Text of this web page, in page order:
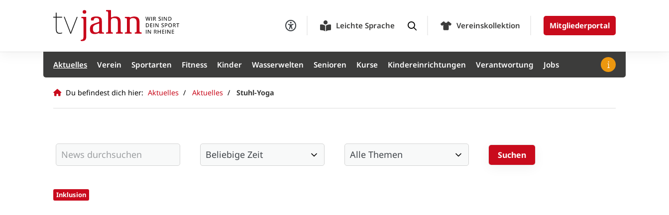
Leichte Sprache Vereinskollektion Mitgliederportal
Aktuelles Verein Sportarten Fitness Kinder Wasserwelten Senioren Kurse Kindereinrichtungen Verantwortung Jobs
Du befindest dich hier: Aktuelles Aktuelles Stuhl-Yoga
Inklusion